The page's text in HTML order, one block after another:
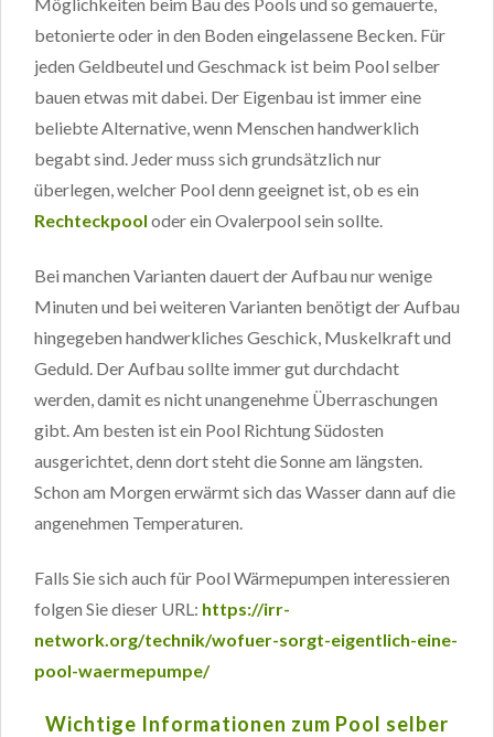
betonierte oder in den Boden eingelassene Becken. Für
jeden Geldbeutel und Geschmack ist beim Pool selber
bauen etwas mit dabei. Der Eigenbau ist immer eine
beliebte Alternative, wenn Menschen handwerklich
begabt sind. Jeder muss sich grundsätzlich nur
überlegen, welcher Pool denn geeignet ist, ob es ein
Rechteckpool oder ein Ovalerpool sein sollte.
Bei manchen Varianten dauert der Aufbau nur wenige
Minuten und bei weiteren Varianten benötigt der Aufbau
hingegeben handwerkliches Geschick, Muskelkraft und
Geduld. Der Aufbau sollte immer gut durchdacht
werden, damit es nicht unangenehme Überraschungen
gibt. Am besten ist ein Pool Richtung Südosten
ausgerichtet, denn dort steht die Sonne am längsten.
Schon am Morgen erwärmt sich das Wasser dann auf die
angenehmen Temperaturen.
Falls Sie sich auch für Pool Wärmepumpen interessieren
folgen Sie dieser URL: https://irr-
network.org/technik/wofuer-sorgt-eigentlich-eine-
pool-waermepumpe/
Wichtige Informationen zum Pool selber